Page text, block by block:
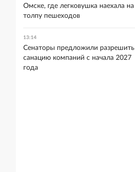
Омске, где легковушка наехала на
толпу пешеходов
13:14
Сенаторы предложили разрешить
санацию компаний с начала 2027
года